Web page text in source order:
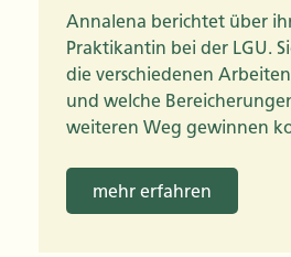
Annalena berichtet über
Praktikantin bei der LGU.
die verschiedenen
und welche
weiteren Weg gewinnen
mehr erfahren